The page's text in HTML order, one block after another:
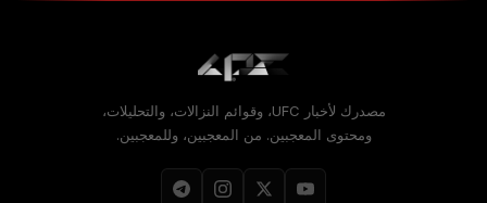
مصدرك لأخبار UFC، وقوائم النزالات، والتحليلات،
ومحتوى المعجبين. من المعجبين، وللمعجبين.